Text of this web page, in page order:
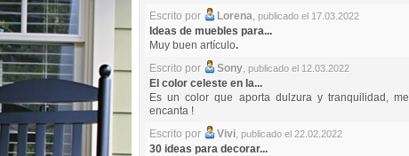
Escrito por
Lorena, publicado el 17.03.2022
Ideas de muebles para...
Muy buen artículo.
Escrito por
Sony, publicado el 12.03.2022
El color celeste en la...
Es un color que aporta dulzura y tranquilidad, me
encanta !
Escrito por
Vivi, publicado el 22.02.2022
30 ideas para decorar...